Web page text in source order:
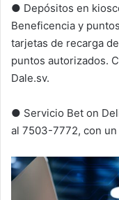
● Depósitos en
Beneficencia y
tarjetas de recarga
puntos autorizados.
Dale.sv.
● Servicio Bet on
al 7503-7772, con